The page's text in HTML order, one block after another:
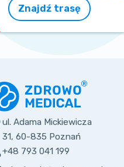
Znajdź trasę
ul. Adama Mickiewicza
31, 60-835 Poznań
+48 793 041 199